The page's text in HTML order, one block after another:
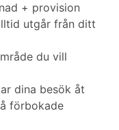
+ provision
utgår från ditt
du vill
dina besök åt
förbokade